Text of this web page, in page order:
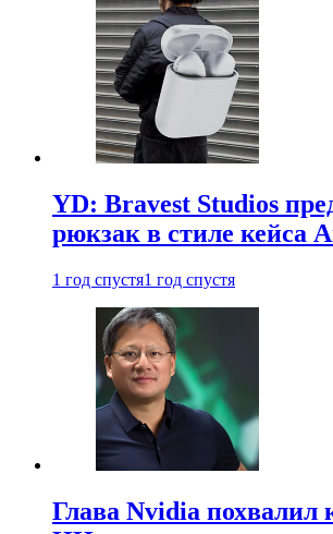
YD: Bravest Studios
рюкзак в стиле кейса
1 год спустя1 год спустя
Глава Nvidia похвалил